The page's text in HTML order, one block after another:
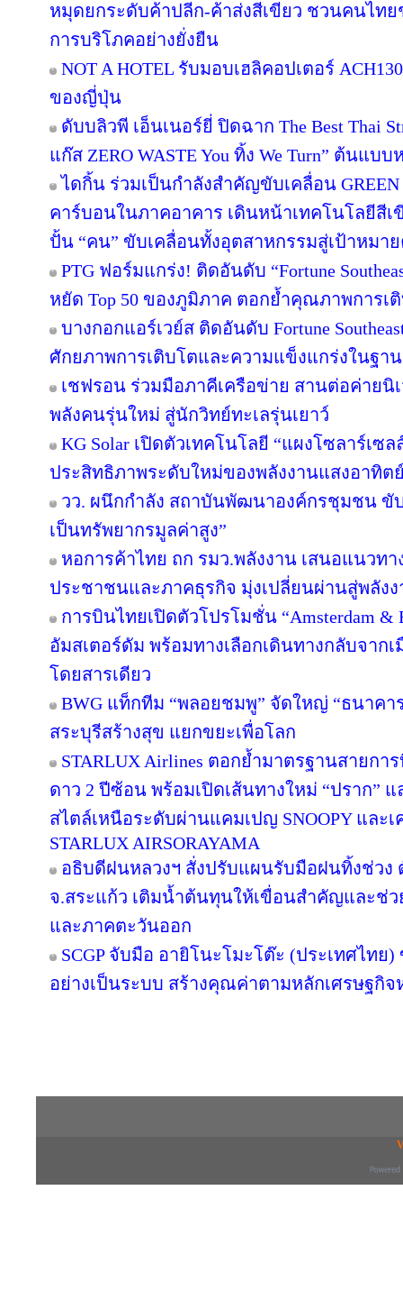
หมุดยกระดับค้าปลีก-ค้าส่งสีเขียว ชวนคนไท
การบริโภคอย่างยั่งยืน
NOT A HOTEL รับมอบเฮลิคอปเตอร์
ของญี่ปุ่น
ดับบลิวพี เอ็นเนอร์ยี่ ปิดฉาก The Best Thai
แก๊ส ZERO WASTE You ทิ้ง We Turn” ต้นแ
ไดกิ้น ร่วมเป็นกำลังสำคัญขับเคลื่อน
คาร์บอนในภาคอาคาร เดินหน้าเทคโนโลยีสีเ
ปั้น “คน” ขับเคลื่อนทั้งอุตสาหกรรมสู่เป้าหมา
PTG ฟอร์มแกร่ง! ติดอันดับ “Fortune
หยัด Top 50 ของภูมิภาค ตอกย้ำคุณภาพการเ
บางกอกแอร์เวย์ส ติดอันดับ Fortune
ศักยภาพการเติบโตและความแข็งแกร่งในฐ
เชฟรอน ร่วมมือภาคีเครือข่าย สานต่อค่ายนิ
พลังคนรุ่นใหม่ สู่นักวิทย์ทะเลรุ่นเยาว์
KG Solar เปิดตัวเทคโนโลยี “แผงโซลาร์เซ
ประสิทธิภาพระดับใหม่ของพลังงานแสงอาทิต
วว. ผนึกกำลัง สถาบันพัฒนาองค์กรชุมชน ขั
เป็นทรัพยากรมูลค่าสูง”
หอการค้าไทย ถก รมว.พลังงาน เสนอแนวท
ประชาชนและภาคธุรกิจ มุ่งเปลี่ยนผ่านสู่พลัง
การบินไทยเปิดตัวโปรโมชั่น “Amsterdam &
อัมสเตอร์ดัม พร้อมทางเลือกเดินทางกลับจาก
โดยสารเดียว
BWG แท็กทีม “พลอยชมพู” จัดใหญ่ “ธนาคา
สระบุรีสร้างสุข แยกขยะเพื่อโลก
STARLUX Airlines ตอกย้ำมาตรฐานสายกา
ดาว 2 ปีซ้อน พร้อมเปิดเส้นทางใหม่ “ปราก”
สไตล์เหนือระดับผ่านแคมเปญ SNOOPY และ
STARLUX AIRSORAYAMA
อธิบดีฝนหลวงฯ สั่งปรับแผนรับมือฝนทิ้งช่วง
จ.สระแก้ว เติมน้ำต้นทุนให้เขื่อนสำคัญและช่ว
และภาคตะวันออก
SCGP จับมือ อายิโนะโมะโต๊ะ (ประเทศไทย
อย่างเป็นระบบ สร้างคุณค่าตามหลักเศรษฐกิจ